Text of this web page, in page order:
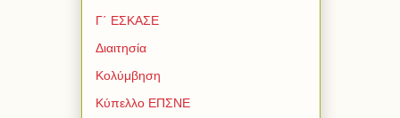
Γ΄ ΕΣΚΑΣΕ
Διαιτησία
Κολύμβηση
Κύπελλο ΕΠΣΝΕ